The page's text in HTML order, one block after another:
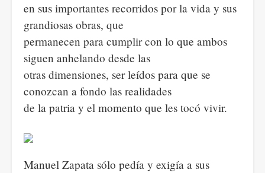
en sus importantes recorridos por la vida y sus
grandiosas obras, que
permanecen para cumplir con lo que ambos
siguen anhelando desde las
otras dimensiones, ser leídos para que se
conozcan a fondo las realidades
de la patria y el momento que les tocó vivir.
Manuel Zapata sólo pedía y exigía a sus